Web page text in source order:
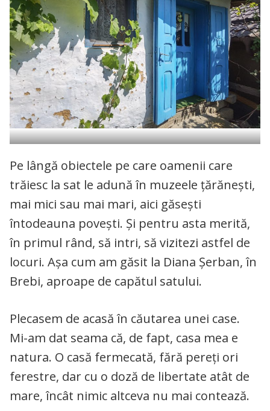
Pe lângă obiectele pe care oamenii care
trăiesc la sat le adună în muzeele țărănești,
mai mici sau mai mari, aici găsești
întodeauna povești. Și pentru asta merită,
în primul rând, să intri, să vizitezi astfel de
locuri. Așa cum am găsit la Diana Șerban, în
Brebi, aproape de capătul satului.
Plecasem de acasă în căutarea unei case.
Mi-am dat seama că, de fapt, casa mea e
natura. O casă fermecată, fără pereți ori
ferestre, dar cu o doză de libertate atât de
mare, încât nimic altceva nu mai contează.